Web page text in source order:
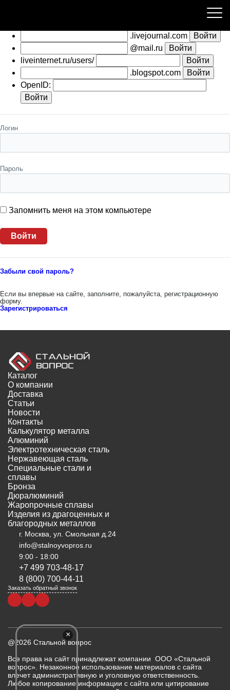
.livejournal.com
@mail.ru
liveinternet.ru/users/
.blogspot.com
OpenID:
Логин
Пароль
Запомнить меня на этом компьютере
Забыли свой пароль?
Если вы впервые на сайте, заполните, пожалуйста, регистрационную
форму.
Зарегистрироваться
Каталог
О компании
Доставка
Статьи
Новости
Контакты
Калькулятор металла
Алюминий
Электротехническая сталь
Нержавеющая сталь
Специальные стали и
сплавы
Бронза
Дюралюминий
Жаропрочные сплавы
Изделия из драгоценных и
благородных металлов
г. Москва, ул. Смольная д.24
info@stalnoyvopros.ru
9:00 - 18:00
+7 499 703-48-17
8 (800) 700-44-11
Заказать обратный звонок
@2026 Стальной вопрос
Все права на сайт принадлежат компании ООО «Стальной
вопрос». Незаконное использование материалов с сайта
влечет административную и уголовную ответственность.
Любое копирование информации с сайта или цитирование
×